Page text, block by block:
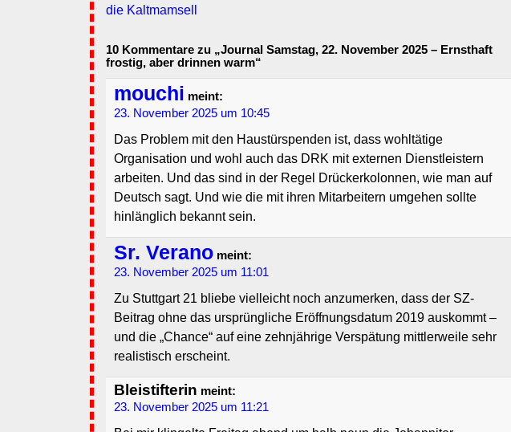
die Kaltmamsell
10 Kommentare zu „Journal Samstag, 22. November 2025 – Ernsthaft
frostig, aber drinnen warm“
mouchi meint:
23. November 2025 um 10:45
Das Problem mit den Haustürspenden ist, dass wohltätige
Organisation und wohl auch das DRK mit externen Dienstleistern
arbeiten. Und das sind in der Regel Drückerkolonnen, wie man auf
Deutsch sagt. Und wie die mit ihren Mitarbeitern umgehen sollte
hinlänglich bekannt sein.
Sr. Verano meint:
23. November 2025 um 11:01
Zu Stuttgart 21 bliebe vielleicht noch anzumerken, dass der SZ-
Beitrag ohne das ursprüngliche Eröffnungsdatum 2019 auskommt –
und die „Chance“ auf eine zehnjährige Verspätung mittlerweile sehr
realistisch erscheint.
Bleistifterin meint:
23. November 2025 um 11:21